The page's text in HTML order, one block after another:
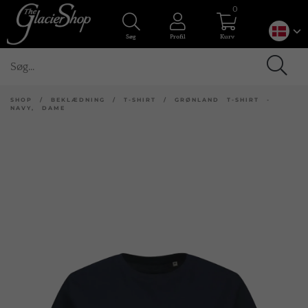
Søg Profil Kurv
0
SHOP / BEKLÆDNING / T-SHIRT / GRØNLAND T-SHIRT -
NAVY, DAME